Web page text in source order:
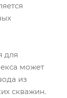
для
может
из
скважин.